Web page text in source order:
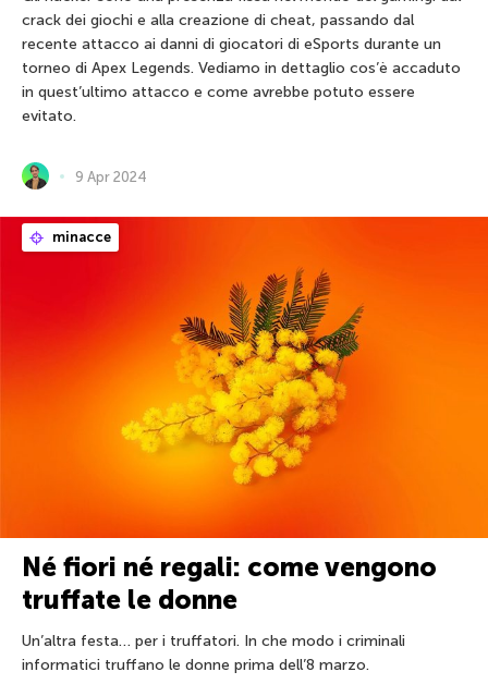
crack dei giochi e alla creazione di cheat, passando dal
recente attacco ai danni di giocatori di eSports durante un
torneo di Apex Legends. Vediamo in dettaglio cos’è accaduto
in quest’ultimo attacco e come avrebbe potuto essere
evitato.
9 Apr 2024
minacce
Né fiori né regali: come vengono
truffate le donne
Un’altra festa… per i truffatori. In che modo i criminali
informatici truffano le donne prima dell’8 marzo.